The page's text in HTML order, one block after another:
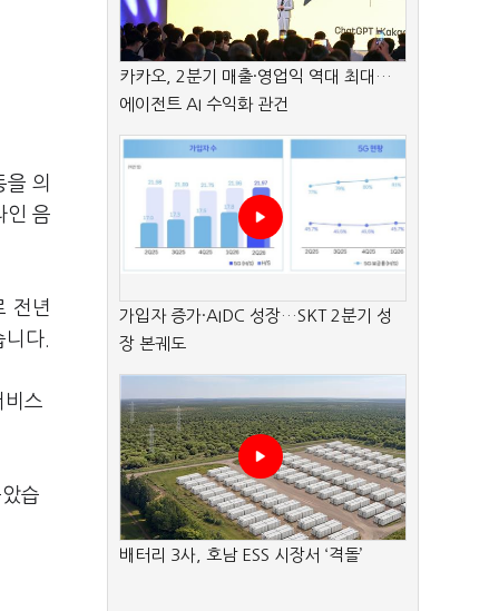
의
인 음
전년
다.
스
습
카카오, 2분기 매출·영업익 역대 최대…
에이전트 AI 수익화 관건
가입자 증가·AIDC 성장…SKT 2분기 성
장 본궤도
배터리 3사, 호남 ESS 시장서 ‘격돌’